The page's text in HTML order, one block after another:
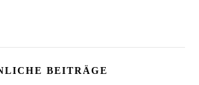
BEITRÄGE